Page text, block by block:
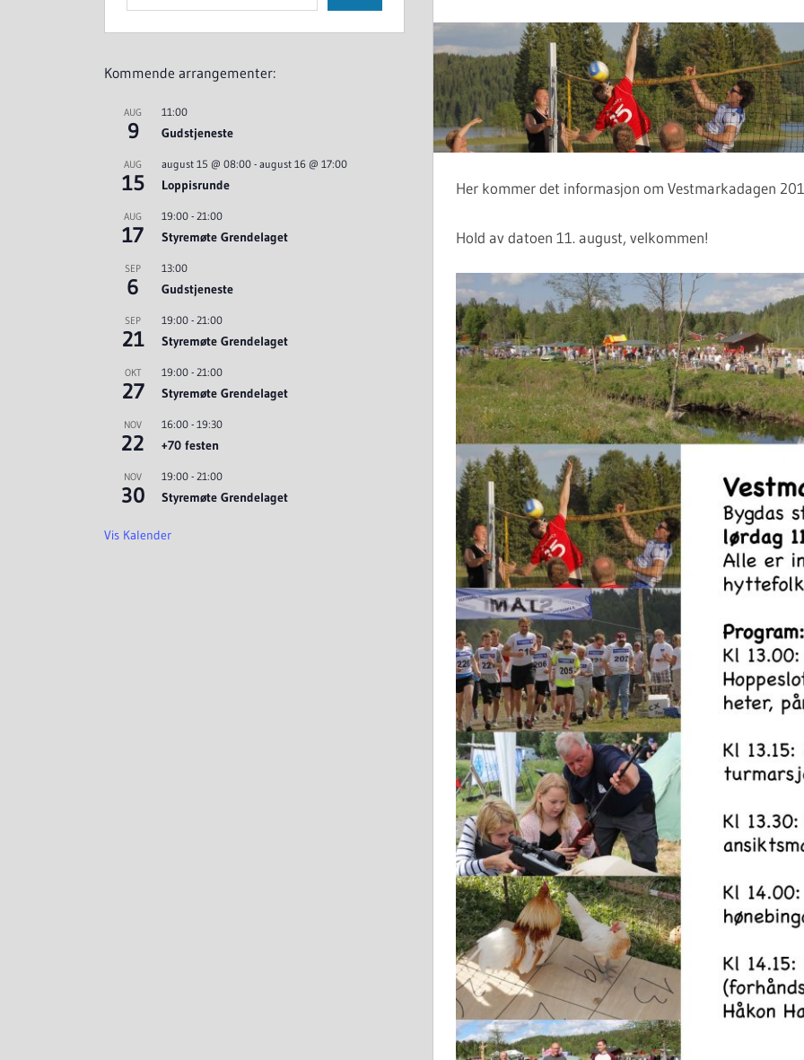
Her kommer det informasjon om Vestmarkadagen
Hold av datoen 11. august, velkommen!
Kommende arrangementer:
AUG
9
11:00
Gudstjeneste
AUG
15
august 15 @ 08:00 - august 16 @ 17:00
Loppisrunde
AUG
17
19:00 - 21:00
Styremøte Grendelaget
SEP
6
13:00
Gudstjeneste
SEP
21
19:00 - 21:00
Styremøte Grendelaget
OKT
27
19:00 - 21:00
Styremøte Grendelaget
NOV
22
16:00 - 19:30
+70 festen
NOV
30
19:00 - 21:00
Styremøte Grendelaget
Vis Kalender